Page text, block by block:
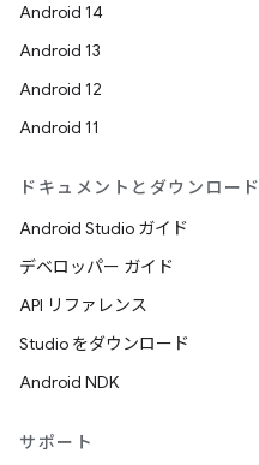
Android 14
Android 13
Android 12
Android 11
ドキュメントとダウンロード
Android Studio ガイド
デベロッパー ガイド
API リファレンス
Studio をダウンロード
Android NDK
サポート